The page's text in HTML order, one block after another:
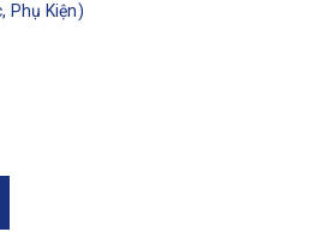
Phụ Kiện)